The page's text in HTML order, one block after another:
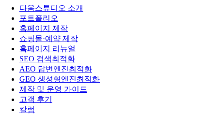
다움스튜디오 소개
포트폴리오
홈페이지 제작
쇼핑몰·예약 제작
홈페이지 리뉴얼
SEO 검색최적화
AEO 답변엔진최적화
GEO 생성형엔진최적화
제작 및 운영 가이드
고객 후기
칼럼